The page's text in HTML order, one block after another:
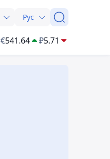
Рус
€541.64 ₽5.71